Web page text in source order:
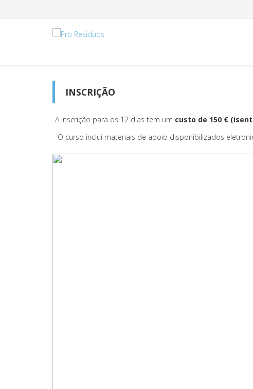
INSCRIÇÃO
A inscrição para os 12 dias tem um custo de 150 €
O curso inclui materiais de apoio disponibilizados